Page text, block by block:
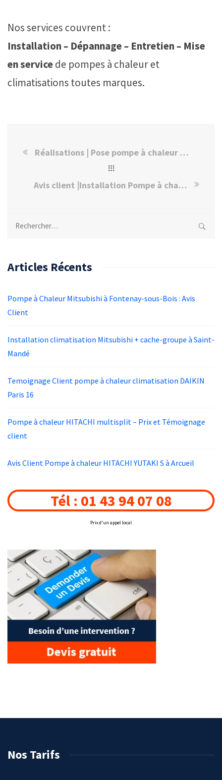
Nos services couvrent :
Installation – Dépannage – Entretien – Mise
en servicede pompes à chaleur et
climatisations toutes marques.
Réalisations | Pose pompe à chaleur Mitsubishi à Maisons-Alfort
Avis client |Installation Pompe à chaleur Panasonic à Santeny
Rechercher :
Articles Récents
Pompe à Chaleur Mitsubishi à Fontenay-sous-Bois : Avis
Client
Installation climatisation Mitsubishi + cache-groupe à Saint-
Mandé
Temoignage Client pompe à chaleur climatisation DAIKIN
Paris 16
Pompe à chaleur HITACHI multisplit – Prix et Témoignage
client
Avis Client Pompe à chaleur HITACHI YUTAKI S à Arcueil
Tél : 01 43 94 07 08
Prix d'un appel local
Nos Tarifs